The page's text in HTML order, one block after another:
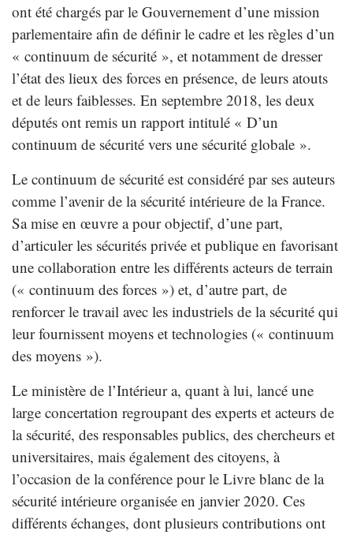
ont été chargés par le Gouvernement d’une mission
parlementaire afin de définir le cadre et les règles d’un
« continuum de sécurité », et notamment de dresser
l’état des lieux des forces en présence, de leurs atouts
et de leurs faiblesses. En septembre 2018, les deux
députés ont remis un rapport intitulé « D’un
continuum de sécurité vers une sécurité globale ».
Le continuum de sécurité est considéré par ses auteurs
comme l’avenir de la sécurité intérieure de la France.
Sa mise en œuvre a pour objectif, d’une part,
d’articuler les sécurités privée et publique en favorisant
une collaboration entre les différents acteurs de terrain
(« continuum des forces ») et, d’autre part, de
renforcer le travail avec les industriels de la sécurité qui
leur fournissent moyens et technologies (« continuum
des moyens »).
Le ministère de l’Intérieur a, quant à lui, lancé une
large concertation regroupant des experts et acteurs de
la sécurité, des responsables publics, des chercheurs et
universitaires, mais également des citoyens, à
l’occasion de la conférence pour le Livre blanc de la
sécurité intérieure organisée en janvier 2020. Ces
différents échanges, dont plusieurs contributions ont